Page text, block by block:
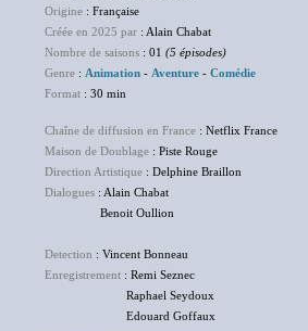
Origine : Française
Créée en 2025 par : Alain Chabat
Nombre de saisons : 01 (5 épisodes)
Genre : Animation - Aventure - Comédie
Format : 30 min
Chaîne de diffusion en France : Netflix France
Maison de Doublage : Piste Rouge
Direction Artistique : Delphine Braillon
Dialogues : Alain Chabat
Benoit Oullion
Detection : Vincent Bonneau
Enregistrement : Remi Seznec
Raphael Seydoux
Edouard Goffaux